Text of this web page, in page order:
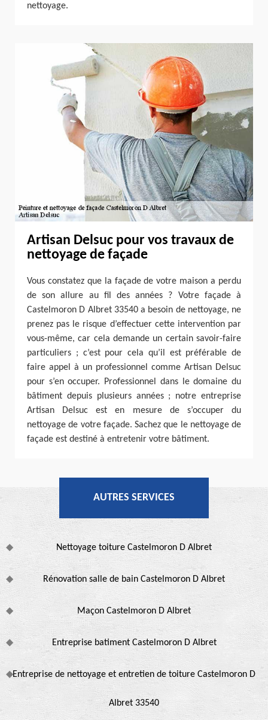
nettoyage.
Artisan Delsuc pour vos travaux de
nettoyage de façade
Vous constatez que la façade de votre maison a perdu
de son allure au fil des années ? Votre façade à
Castelmoron D Albret 33540 a besoin de nettoyage, ne
prenez pas le risque d’effectuer cette intervention par
vous-même, car cela demande un certain savoir-faire
particuliers ; c’est pour cela qu’il est préférable de
faire appel à un professionnel comme Artisan Delsuc
pour s’en occuper. Professionnel dans le domaine du
bâtiment depuis plusieurs années ; notre entreprise
Artisan Delsuc est en mesure de s’occuper du
nettoyage de votre façade. Sachez que le nettoyage de
façade est destiné à entretenir votre bâtiment.
AUTRES SERVICES
Nettoyage toiture Castelmoron D Albret
Rénovation salle de bain Castelmoron D Albret
Maçon Castelmoron D Albret
Entreprise batiment Castelmoron D Albret
Entreprise de nettoyage et entretien de toiture Castelmoron D
Albret 33540